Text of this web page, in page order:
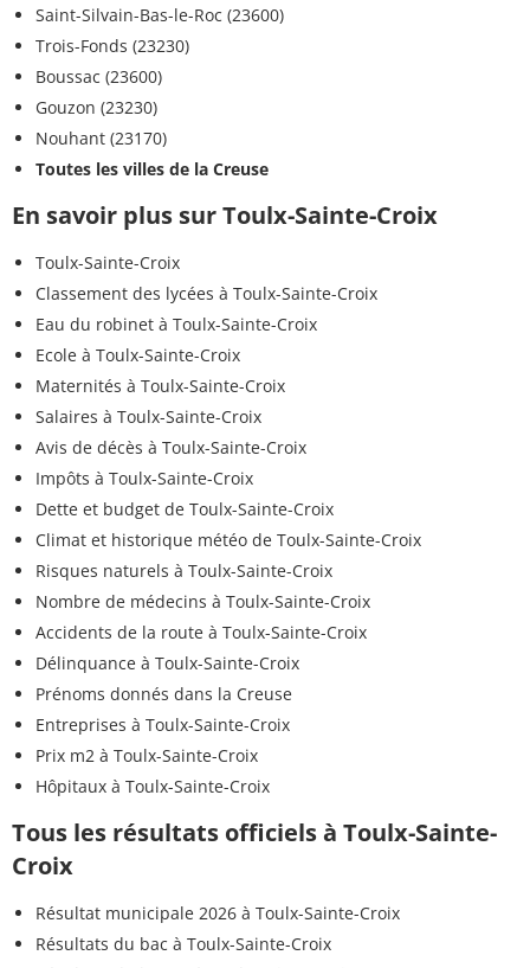
Saint-Silvain-Bas-le-Roc (23600)
Trois-Fonds (23230)
Boussac (23600)
Gouzon (23230)
Nouhant (23170)
Toutes les villes de la Creuse
En savoir plus sur Toulx-Sainte-Croix
Toulx-Sainte-Croix
Classement des lycées à Toulx-Sainte-Croix
Eau du robinet à Toulx-Sainte-Croix
Ecole à Toulx-Sainte-Croix
Maternités à Toulx-Sainte-Croix
Salaires à Toulx-Sainte-Croix
Avis de décès à Toulx-Sainte-Croix
Impôts à Toulx-Sainte-Croix
Dette et budget de Toulx-Sainte-Croix
Climat et historique météo de Toulx-Sainte-Croix
Risques naturels à Toulx-Sainte-Croix
Nombre de médecins à Toulx-Sainte-Croix
Accidents de la route à Toulx-Sainte-Croix
Délinquance à Toulx-Sainte-Croix
Prénoms donnés dans la Creuse
Entreprises à Toulx-Sainte-Croix
Prix m2 à Toulx-Sainte-Croix
Hôpitaux à Toulx-Sainte-Croix
Tous les résultats officiels à Toulx-Sainte-
Croix
Résultat municipale 2026 à Toulx-Sainte-Croix
Résultats du bac à Toulx-Sainte-Croix